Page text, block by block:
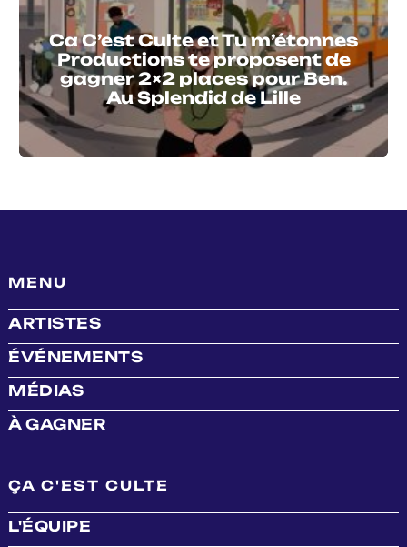
Ca C’est Culte et Tu m’étonnes
Productions te proposent de
gagner 2×2 places pour Ben.
Au Splendid de Lille
MENU
ARTISTES
ÉVÉNEMENTS
MÉDIAS
À GAGNER
ÇA C'EST CULTE
L'ÉQUIPE